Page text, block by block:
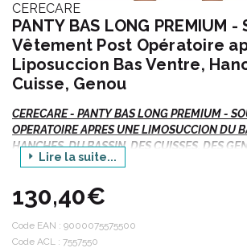
CERECARE
PANTY BAS LONG PREMIUM -
Vêtement Post Opératoire
Liposuccion Bas Ventre,
Cuisse, Genou
CERECARE - PANTY BAS LONG PREMIUM -
OPERATOIRE APRES UNE LIMOSUCCION DU
HANCHES, DU BASSIN, DES CUISSES, DES
Le colori choisi.
Lire la suite...
130,40€
Code EAN : 9000075575500
Code ACL : 7557550